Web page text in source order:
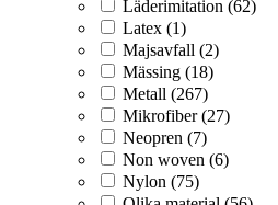
Läderimitation (62)
Latex (1)
Majsavfall (2)
Mässing (18)
Metall (267)
Mikrofiber (27)
Neopren (7)
Non woven (6)
Nylon (75)